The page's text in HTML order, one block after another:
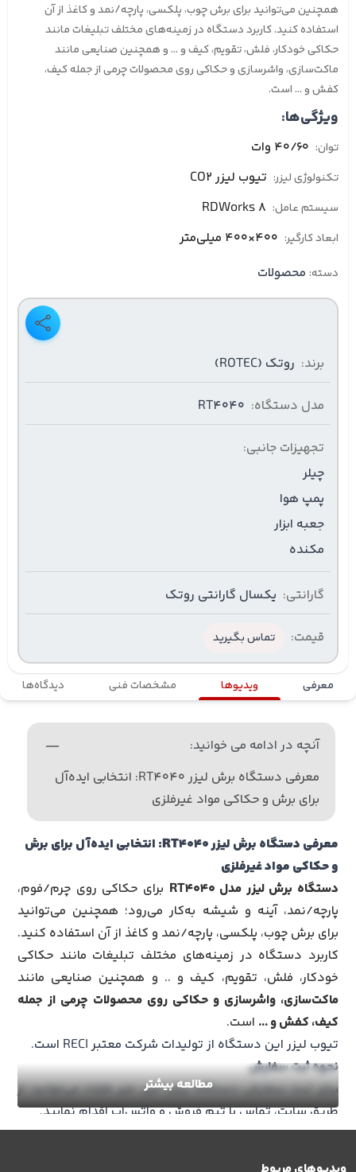
همچنین می‌توانید برای برش چوب، پلکسی، پارچه/نمد و کاغذ از آن
استفاده کنید. کاربرد دستگاه در زمینه‌های مختلف تبلیغات مانند
حکاکی خودکار، فلش، تقویم، کیف و ... و همچنین صنایعی مانند
ماکت‌سازی، واشرسازی و حکاکی روی محصولات چرمی از جمله کیف،
کفش و ... است.
ویژگی‌ها:
توان: 40/60 وات
تکنولوژی لیزر: تیوب لیزر CO2
سیستم عامل: RDWorks 8
ابعاد کارگیر: 400×400 میلی‌متر
دسته: محصولات
برند: روتک (ROTEC)
مدل دستگاه: RT4040
تجهیزات جانبی:
چیلر
پمپ هوا
جعبه ابزار
مکنده
گارانتی: یکسال گارانتی روتک
قیمت: تماس بگیرید
معرفی ویدیوها مشخصات فنی دیدگاه‌ها
آنچه در ادامه می خوانید:
معرفی دستگاه برش لیزر RT4040: انتخابی ایده‌آل
برای برش و حکاکی مواد غیرفلزی
معرفی دستگاه برش لیزر RT4040: انتخابی ایده‌آل برای برش
و حکاکی مواد غیرفلزی
دستگاه برش لیزر مدل RT4040
برای حکاکی روی چرم/فوم،
پارچه/نمد، آینه و شیشه به‌کار می‌رود؛ همچنین می‌توانید
برای برش چوب، پلکسی، پارچه/نمد و کاغذ از آن استفاده کنید.
کاربرد دستگاه در زمینه‌های مختلف تبلیغات مانند حکاکی
خودکار، فلش، تقویم، کیف و .. و همچنین صنایعی مانند
ماکت‌سازی، واشرسازی و حکاکی روی محصولات چرمی از جمله
کیف، کفش و ... است.
تیوب لیزر این دستگاه از تولیدات شرکت معتبرRECI است.
نحوه ثبت سفارش
برای ثبت سفارشدستگاه برش لیزر غیر فلزاتمی‌توانید از
طریق سایت، تماس با تیم فروش و واتس‌اپ اقدام نمایید.
نصب و راه‌اندازی
مطالعه بیشتر